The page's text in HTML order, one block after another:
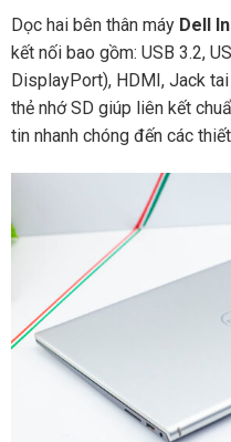
Dọc hai bên thân máy Dell
kết nối bao gồm: USB 3.2,
DisplayPort), HDMI, Jack
thẻ nhớ SD giúp liên kết
tin nhanh chóng đến các